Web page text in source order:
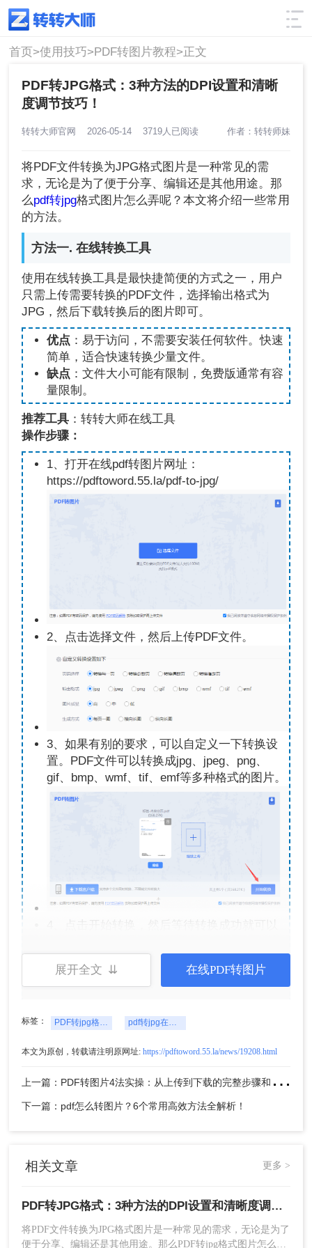
使用技巧 筛选
首页>使用技巧>PDF转图片教程>正文
PDF转JPG格式：3种方法的DPI设置和清晰
度调节技巧！
转转大师官网 2026-05-14 3719人已阅读 作者：转转师妹
将PDF文件转换为JPG格式图片是一种常见的需
求，无论是为了便于分享、编辑还是其他用途。那
么pdf转jpg格式图片怎么弄呢？本文将介绍一些常用
的方法。
方法一. 在线转换工具
使用在线转换工具是最快捷简便的方式之一，用户
只需上传需要转换的PDF文件，选择输出格式为
JPG，然后下载转换后的图片即可。
优点 ：易于访问，不需要安装任何软件。快速
简单，适合快速转换少量文件。
缺点 ：文件大小可能有限制，免费版通常有容
量限制。
推荐工具 ：转转大师在线工具
操作步骤：
1、打开在线pdf转图片网址：
https://pdftoword.55.la/pdf-to-jpg/
2、点击选择文件，然后上传PDF文件。
3、如果有别的要求，可以自定义一下转换设
置。PDF文件可以转换成jpg、jpeg、png、
gif、bmp、wmf、tif、emf等多种格式的图片。
桌面软件提供了更强大的功能和更高的转换质量，
适合需要频繁进行PDF转图片操作的用户。这类软
质量和分辨率。
优点：提供高质量的转换效果，支持更多的自
展开全文 ⇊ 在线PDF转图片
标签： PDF转jpg格式图片怎么弄 pdf转jpg在线转换免费
本文为原创，转载请注明原网址: https://pdftoword.55.la/news/19208.html
上
一篇：PDF转图片4法实操：从上传到下载的完整步骤和参数设置！
下一篇：pdf怎么转图片？6个常用高效方法全解析！
相关文章 更多 >
PDF转JPG格式：3种方法的DPI设置和清晰度调节技巧！
将PDF文件转换为JPG格式图片是一种常见的需求，无论是为了
便于分享、编辑还是其他用途。那么PDF转jpg格式图片怎么弄